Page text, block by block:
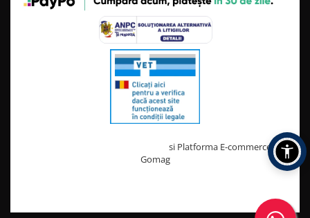
si Platforma E-commerce by
Gomag